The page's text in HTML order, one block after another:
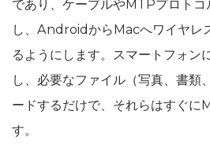
であり、ケーブルやMTPプロトコ
し、AndroidからMacへワイヤレ
るようにします。スマートフォン
し、必要なファイル（写真、書類
ードするだけで、それらはすぐに
す。